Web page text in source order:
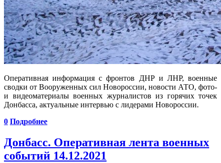
Оперативная информация с фронтов ДНР и ЛНР, военные
сводки от Вооруженных сил Новороссии, новости АТО, фото-
и видеоматериалы военных журналистов из горячих точек
Донбасса, актуальные интервью с лидерами Новороссии.
0 Подробнее
Донбасс. Оперативная лента военных
событий 14.12.2021